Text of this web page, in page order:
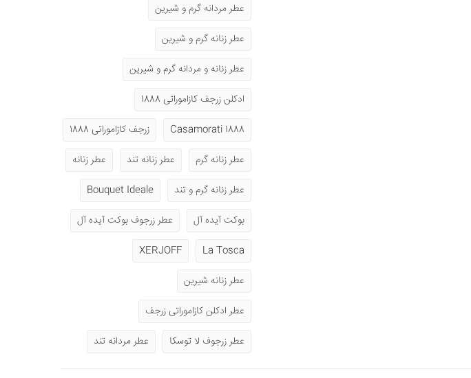
عطر مردانه گرم و شیرین
عطر زنانه گرم و شیرین
عطر زنانه و مردانه گرم و شیرین
ادکلن زرجف کازاموراتی 1888
1888 Casamorati
زرجف کازاموراتی 1888
عطر زنانه گرم
عطر زنانه تند
عطر زنانه
عطر زنانه گرم و تند
Bouquet Ideale
بوکت آیده آل
عطر زرجوف بوکت آیده آل
La Tosca
XERJOFF
عطر زنانه شیرین
عطر ادکلن کازاموراتی زرجف
عطر زرجوف لا توسکا
عطر مردانه تند